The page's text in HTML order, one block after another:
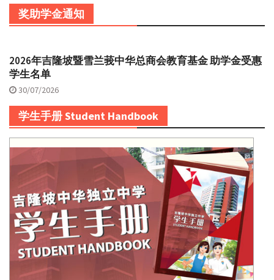
奖助学金通知
2026年吉隆坡暨雪兰莪中华总商会教育基金 助学金受惠
学生名单
30/07/2026
学生手册 Student Handbook